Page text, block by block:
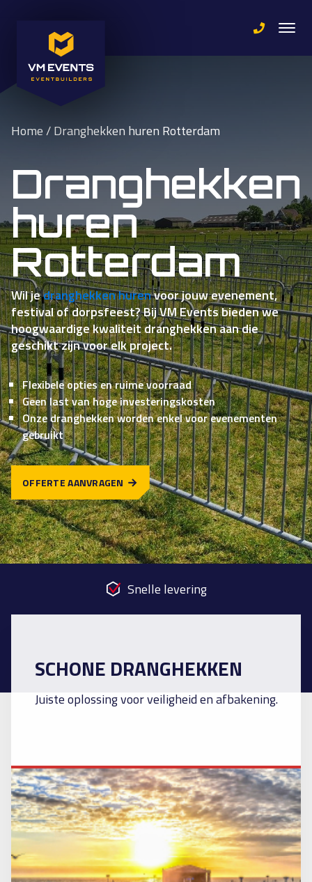
Home/Dranghekken huren Rotterdam
Dranghekken
huren
Rotterdam
Wil jedranghekken hurenvoor jouw evenement,
festival of dorpsfeest? Bij VM Events bieden we
hoogwaardige kwaliteit dranghekken aan die
geschikt zijn voor elk project.
Flexibele opties en ruime voorraad
Geen last van hoge investeringskosten
Onze dranghekken worden enkel voor evenementen
gebruikt
OFFERTE AANVRAGEN
Snelle levering
SCHONE DRANGHEKKEN
Juiste oplossing voor veiligheid en afbakening.